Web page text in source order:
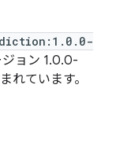
ョン 1.0.0-
れています。